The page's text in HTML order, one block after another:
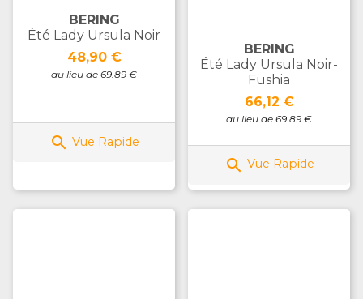
BERING
Été Lady Ursula Noir
Prix
48,90 €
au lieu de 69.89 €
 Vue Rapide
BERING
Été Lady Ursula Noir-
Fushia
Prix
66,12 €
au lieu de 69.89 €
 Vue Rapide